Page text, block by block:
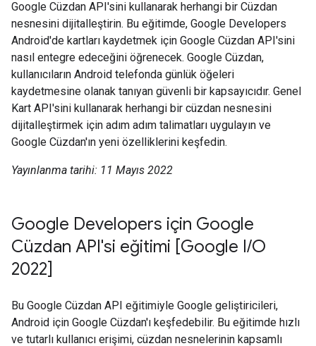
Google Cüzdan API'sini kullanarak herhangi bir Cüzdan
nesnesini dijitalleştirin. Bu eğitimde, Google Developers
Android'de kartları kaydetmek için Google Cüzdan API'sini
nasıl entegre edeceğini öğrenecek. Google Cüzdan,
kullanıcıların Android telefonda günlük öğeleri
kaydetmesine olanak tanıyan güvenli bir kapsayıcıdır. Genel
Kart API'sini kullanarak herhangi bir cüzdan nesnesini
dijitalleştirmek için adım adım talimatları uygulayın ve
Google Cüzdan'ın yeni özelliklerini keşfedin.
Yayınlanma tarihi: 11 Mayıs 2022
Google Developers için Google
Cüzdan API'si eğitimi [Google I/O
2022]
Bu Google Cüzdan API eğitimiyle Google geliştiricileri,
Android için Google Cüzdan'ı keşfedebilir. Bu eğitimde hızlı
ve tutarlı kullanıcı erişimi, cüzdan nesnelerinin kapsamlı